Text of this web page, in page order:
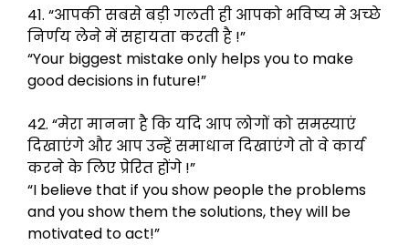
41. “आपकी सबसे बड़ी गलती ही आपको भविष्य मे अच्छे
निर्णय लेने में सहायता करती है !”
“Your biggest mistake only helps you to make
good decisions in future!”
42. “मेरा मानना ​​है कि यदि आप लोगों को समस्याएं
दिखाएंगे और आप उन्हें समाधान दिखाएंगे तो वे कार्य
करने के लिए प्रेरित होंगे !”
“I believe that if you show people the problems
and you show them the solutions, they will be
motivated to act!”